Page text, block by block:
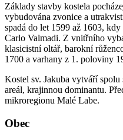
Základy stavby kostela
vybudována zvonice a
spadá do let 1599 až 1603,
Carlo Valmadi. Z vnitřního
klasicistní oltář, barokní
1700 a varhany z 1. poloviny
Kostel sv. Jakuba vytváří
areál, krajinnou dominantu.
mikroregionu Malé Labe.
Obec